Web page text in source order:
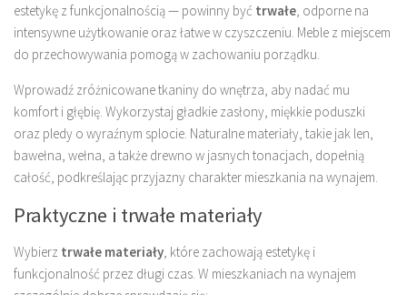
estetykę z funkcjonalnością — powinny być trwałe , odporne na
intensywne użytkowanie oraz łatwe w czyszczeniu. Meble z miejscem
do przechowywania pomogą w zachowaniu porządku.
Wprowadź zróżnicowane tkaniny do wnętrza, aby nadać mu
komfort i głębię. Wykorzystaj gładkie zasłony, miękkie poduszki
oraz pledy o wyraźnym splocie. Naturalne materiały, takie jak len,
bawełna, wełna, a także drewno w jasnych tonacjach, dopełnią
całość, podkreślając przyjazny charakter mieszkania na wynajem.
Praktyczne i trwałe materiały
Wybierz trwałe materiały , które zachowają estetykę i
funkcjonalność przez długi czas. W mieszkaniach na wynajem